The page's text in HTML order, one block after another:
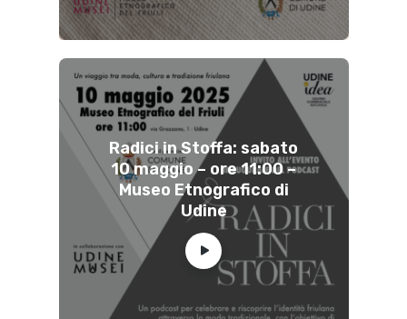
Radici in Stoffa: sabato
10 maggio – ore 11:00 –
Museo Etnografico di
Udine